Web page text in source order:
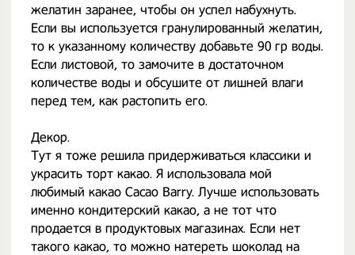
желатин заранее, чтобы он успел набухнуть.
Если вы используется гранулированный желатин,
то к указанному количеству добавьте 90 гр воды.
Если листовой, то замочите в достаточном
количестве воды и обсушите от лишней влаги
перед тем, как растопить его.
Декор.
Тут я тоже решила придерживаться классики и
украсить торт какао. Я использовала мой
любимый какао Cacao Barry. Лучше использовать
именно кондитерский какао, а не тот что
продается в продуктовых магазинах. Если нет
такого какао, то можно натереть шоколад на